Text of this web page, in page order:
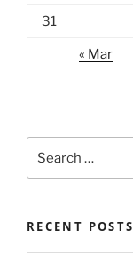
31
« Mar
for:
RECENT POSTS